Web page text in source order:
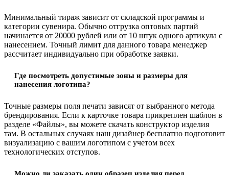
Минимальный тираж зависит от складской программы и
категории сувенира. Обычно отгрузка оптовых партий
начинается от 20000 рублей или от 10 штук одного артикула с
нанесением. Точный лимит для данного товара менеджер
рассчитает индивидуально при обработке заявки.
Где посмотреть допустимые зоны и размеры для
нанесения логотипа?
Точные размеры поля печати зависят от выбранного метода
брендирования. Если к карточке товара прикреплен шаблон в
разделе «Файлы», вы можете скачать конструктор изделия
там. В остальных случаях наш дизайнер бесплатно подготовит
визуализацию с вашим логотипом с учетом всех
технологических отступов.